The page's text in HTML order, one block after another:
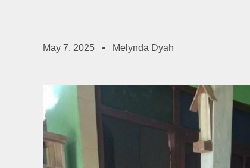
May 7, 2025 Melynda Dyah